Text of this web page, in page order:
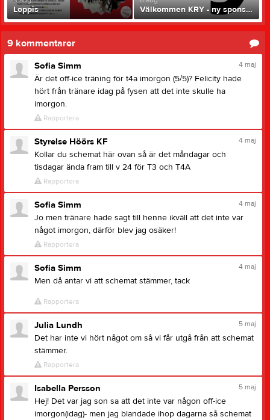
Loppis Välkommen KRY - ny sponsor till Höörs Konståkningsförening!
9 kommentarer
4 maj
Sofia Simm
Är det off-ice träning för t4a imorgon (5/5)? Felicity hade
hört från tränare idag på fysen att det inte skulle ha
imorgon.
Rapportera
4 maj
Styrelse Höörs KF
Kollar du schemat här ovan så är det måndagar och
tisdagar ända fram till v 24 för T3 och T4A
Rapportera
4 maj
Sofia Simm
Jo men tränare hade sagt till henne ikväll att det inte var
något imorgon, därför blev jag osäker!
Rapportera
4 maj
Sofia Simm
Men då antar vi att schemat stämmer, tack
Rapportera
5 maj
Julia Lundh
Det har inte vi hört något om så vi får utgå från att schemat
stämmer.
Rapportera
5 maj
Isabella Persson
Hej! Det var jag son sa att det inte var någon off-ice
imorgon(idag)- men jag blandade ihop dagarna så schemat